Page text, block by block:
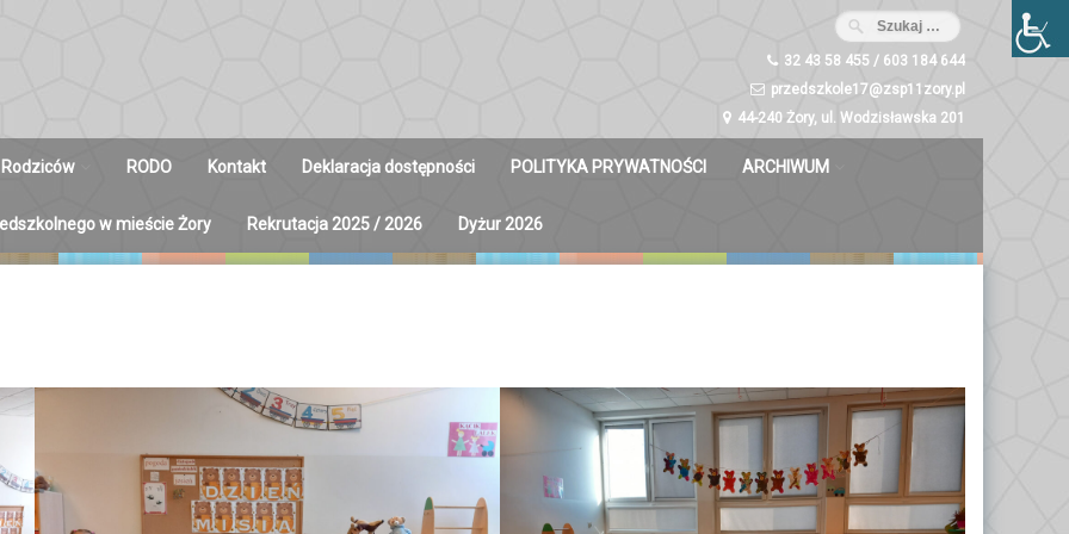
32 43 58 455 / 603 184 644
przedszkole17@zsp11zory.pl
44-240 Żory, ul. Wodzisławska 201
Rodziców RODO Kontakt Deklaracja dostępności POLITYKA PRYWATNOŚCI ARCHIWUM
Zuchy 2023/2024
Świetliki 2023/2024
Bystrzaki 2023/2024
w mieście Żory Rekrutacja 2025 / 2026 Dyżur 2026